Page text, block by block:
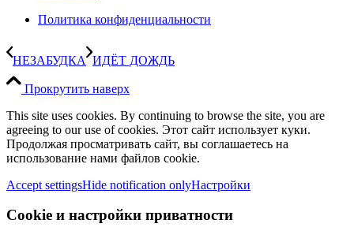
Политика конфиденциальности
НЕЗАБУДКА ИДЁТ ДОЖДЬ
Прокрутить наверх
This site uses cookies. By continuing to browse the site, you are
agreeing to our use of cookies. Этот сайт использует куки.
Продолжая просматривать сайт, вы соглашаетесь на
использование нами файлов cookie.
Accept settingsHide notification onlyНастройки
Cookie и настройки приватности